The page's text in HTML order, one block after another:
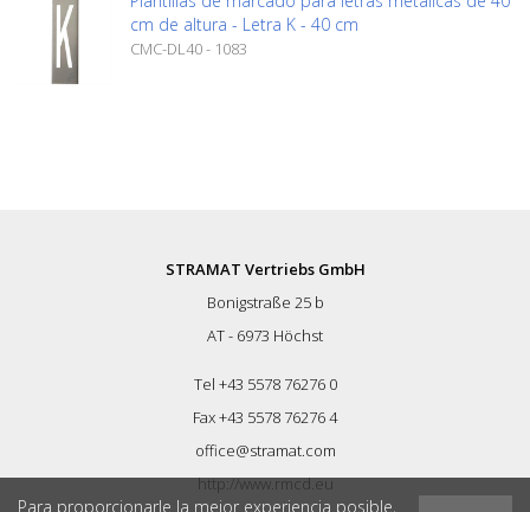
cm de altura - Letra K - 40 cm
CMC-DL40 - 1083
STRAMAT Vertriebs GmbH
Bonigstraße 25 b
AT - 6973 Höchst
Tel +43 5578 76276 0
Fax +43 5578 76276 4
office@stramat.com
http://www.rmcd.eu
Para proporcionarle la mejor experiencia posible,